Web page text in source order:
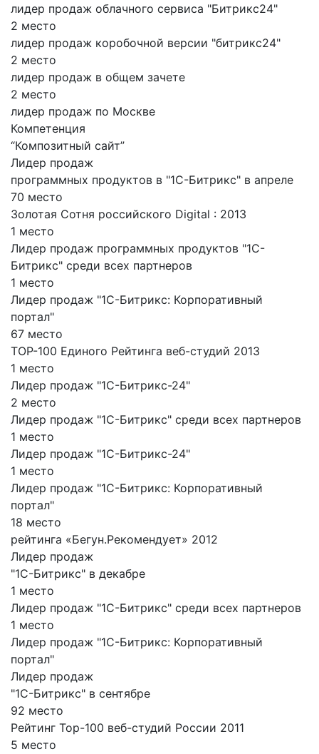
лидер продаж облачного сервиса "Битрикс24"
2 место
лидер продаж коробочной версии "битрикс24"
2 место
лидер продаж в общем зачете
2 место
лидер продаж по Москве
Компетенция
“Композитный сайт”
Лидер продаж
программных продуктов в "1С-Битрикс" в апреле
70 место
Золотая Cотня российского Digital : 2013
1 место
Лидер продаж программных продуктов "1С-
Битрикс" среди всех партнеров
1 место
Лидер продаж "1С-Битрикс: Корпоративный
портал"
67 место
TOP-100 Единого Рейтинга веб-студий 2013
1 место
Лидер продаж "1С-Битрикс-24"
2 место
Лидер продаж "1С-Битрикс" среди всех партнеров
1 место
Лидер продаж "1С-Битрикс-24"
1 место
Лидер продаж "1С-Битрикс: Корпоративный
портал"
18 место
рейтинга «Бегун.Рекомендует» 2012
Лидер продаж
"1С-Битрикс" в декабре
1 место
Лидер продаж "1С-Битрикс" среди всех партнеров
1 место
Лидер продаж "1С-Битрикс: Корпоративный
портал"
Лидер продаж
"1С-Битрикс" в сентябре
92 место
Рейтинг Top-100 веб-студий России 2011
5 место